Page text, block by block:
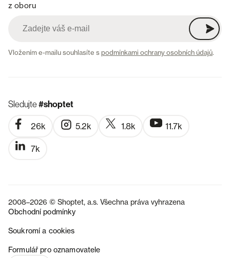
z oboru
Vložením e-mailu souhlasíte spodmínkami ochrany osobních údajů.
Sledujte#shoptet
26k 5.2k 1.8k 11.7k
7k
2008–2026 © Shoptet, a.s. Všechna práva vyhrazena
Obchodní podmínky
Soukromí a cookies
Formulář pro oznamovatele